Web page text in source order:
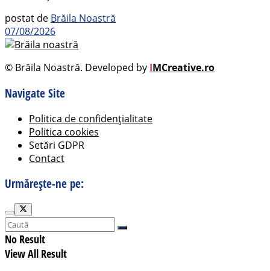
postat de Brăila Noastră
07/08/2026
© Brăila Noastră. Developed by IMCreative.ro
Navigate Site
Politica de confidențialitate
Politica cookies
Setări GDPR
Contact
Urmărește-ne pe:
No Result
View All Result